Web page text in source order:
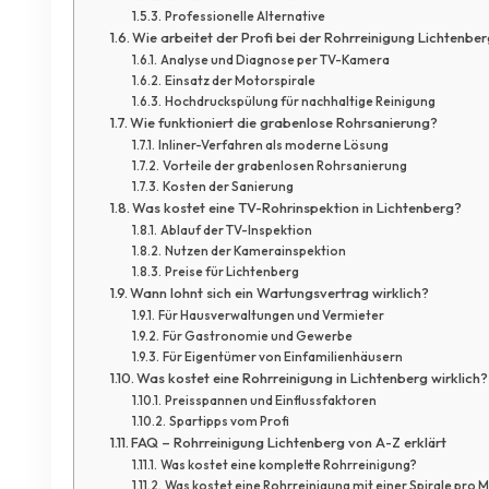
Professionelle Alternative
Wie arbeitet der Profi bei der Rohrreinigung
Analyse und Diagnose per TV-Kamera
Einsatz der Motorspirale
Hochdruckspülung für nachhaltige Reinigung
Wie funktioniert die grabenlose Rohrsanierung?
Inliner-Verfahren als moderne Lösung
Vorteile der grabenlosen Rohrsanierung
Kosten der Sanierung
Was kostet eine TV-Rohrinspektion in Lichtenberg?
Ablauf der TV-Inspektion
Nutzen der Kamerainspektion
Preise für Lichtenberg
Wann lohnt sich ein Wartungsvertrag wirklich?
Für Hausverwaltungen und Vermieter
Für Gastronomie und Gewerbe
Für Eigentümer von Einfamilienhäusern
Was kostet eine Rohrreinigung in Lichtenberg wirklich?
Preisspannen und Einflussfaktoren
Spartipps vom Profi
FAQ – Rohrreinigung Lichtenberg von A-Z erklärt
Was kostet eine komplette Rohrreinigung?
Was kostet eine Rohrreinigung mit einer Spirale pro